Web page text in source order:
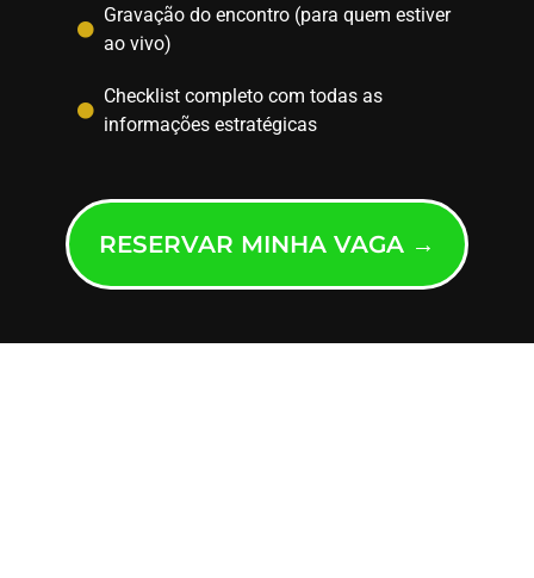
Gravação do encontro (para quem estiver
ao vivo)
Checklist completo com todas as
informações estratégicas
RESERVAR MINHA VAGA →